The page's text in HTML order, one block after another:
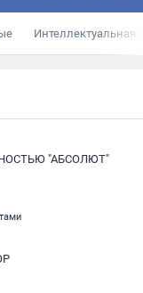
Интеллектуальная
"АБСОЛЮТ"